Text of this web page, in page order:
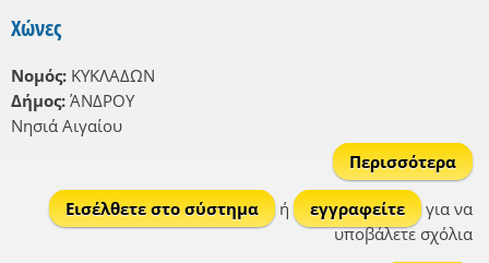
Χώνες
Νομός: ΚΥΚΛΑΔΩΝ
Δήμος: ΆΝΔΡΟΥ
Νησιά Αιγαίου
Περισσότερα
Εισέλθετε στο σύστημα
ή εγγραφείτε
για να
υποβάλετε σχόλια